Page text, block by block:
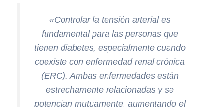
«Controlar la tensión arterial es
fundamental para las personas que
tienen diabetes, especialmente cuando
coexiste con enfermedad renal crónica
(ERC). Ambas enfermedades están
estrechamente relacionadas y se
potencian mutuamente, aumentando el